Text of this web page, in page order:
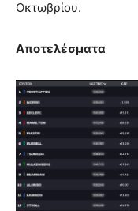
Οκτωβρίου.
Αποτελέσματα